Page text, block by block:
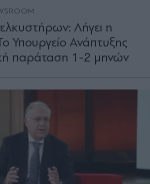
Λήγει η
Υπουργείο Ανάπτυξης
παράταση 1-2 μηνών